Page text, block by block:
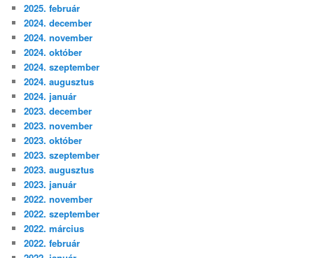
2025. február
2024. december
2024. november
2024. október
2024. szeptember
2024. augusztus
2024. január
2023. december
2023. november
2023. október
2023. szeptember
2023. augusztus
2023. január
2022. november
2022. szeptember
2022. március
2022. február